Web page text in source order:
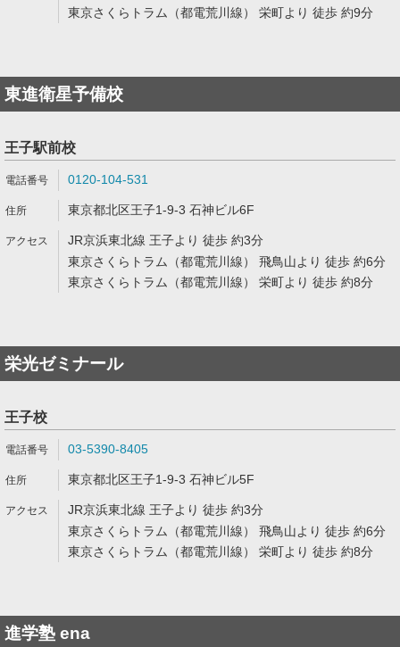
東京さくらトラム（都電荒川線） 栄町より 徒歩 約9分
東進衛星予備校
王子駅前校
0120-104-531
東京都北区王子1-9-3 石神ビル6F
JR京浜東北線 王子より 徒歩 約3分
東京さくらトラム（都電荒川線） 飛鳥山より 徒歩 約6分
東京さくらトラム（都電荒川線） 栄町より 徒歩 約8分
栄光ゼミナール
王子校
03-5390-8405
東京都北区王子1-9-3 石神ビル5F
JR京浜東北線 王子より 徒歩 約3分
東京さくらトラム（都電荒川線） 飛鳥山より 徒歩 約6分
東京さくらトラム（都電荒川線） 栄町より 徒歩 約8分
進学塾 ena